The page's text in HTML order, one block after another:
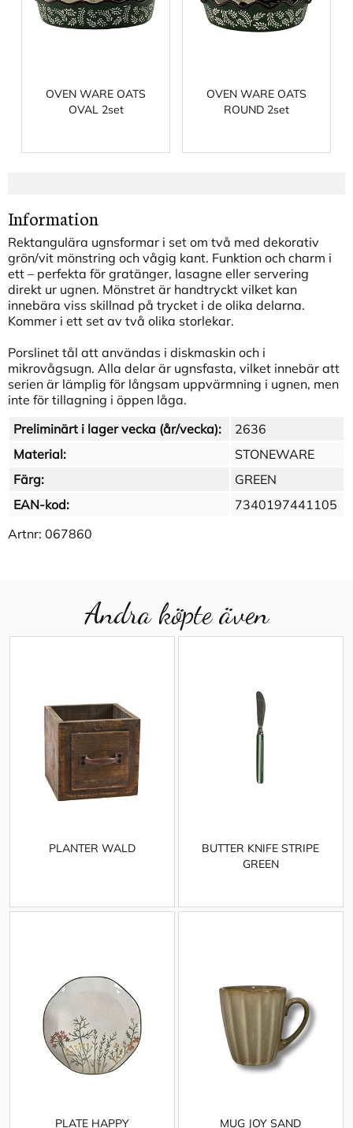
OVEN WARE OATS
OVAL 2set
OVEN WARE OATS
ROUND 2set
Information
Rektangulära ugnsformar i set om två med dekorativ
grön/vit mönstring och vågig kant. Funktion och charm i
ett – perfekta för gratänger, lasagne eller servering
direkt ur ugnen. Mönstret är handtryckt vilket kan
innebära viss skillnad på trycket i de olika delarna.
Kommer i ett set av två olika storlekar.
Porslinet tål att användas i diskmaskin och i
mikrovågsugn. Alla delar är ugnsfasta, vilket innebär att
serien är lämplig för långsam uppvärmning i ugnen, men
inte för tillagning i öppen låga.
Preliminärt i lager vecka (år/vecka):
2636
Material:
STONEWARE
Färg:
GREEN
EAN-kod:
7340197441105
Artnr: 067860
Andra köpte även
PLANTER WALD
BUTTER KNIFE STRIPE
GREEN
PLATE HAPPY MUG JOY SAND